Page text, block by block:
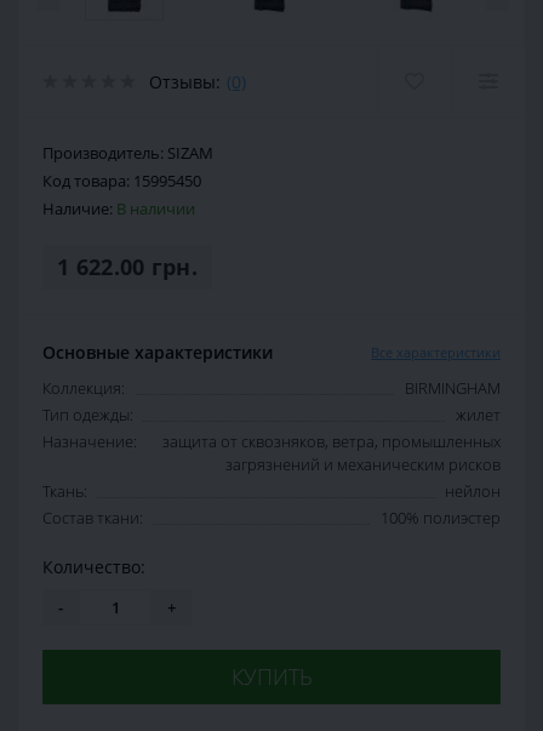
Отзывы: (0)
Производитель: SIZAM
Код товара: 15995450
Наличие: В наличии
1 622.00 грн.
Основные характеристики Все характеристики
Коллекция:
BIRMINGHAM
Тип одежды:
жилет
Назначение:
защита от сквозняков, ветра, промышленных
загрязнений и механическим рисков
Ткань:
нейлон
Состав ткани:
100% полиэстер
Количество:
- +
КУПИТЬ